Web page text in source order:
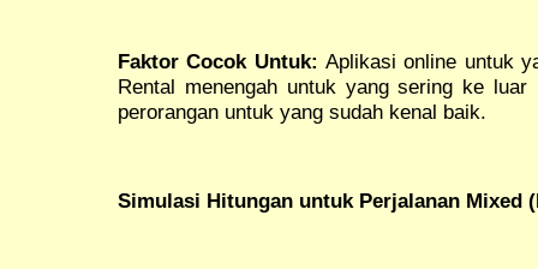
Faktor Cocok Untuk: Aplikasi online untuk
Rental menengah untuk yang sering ke
perorangan untuk yang sudah kenal baik.
Simulasi Hitungan untuk Perjalanan Mixed